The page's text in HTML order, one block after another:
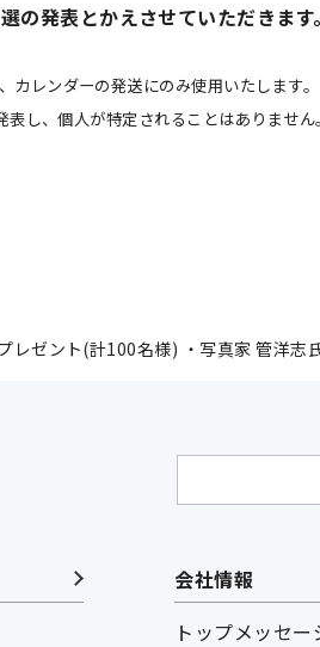
の発表とかえさせていただきます。
レンダーの発送にのみ使用いたします。
し、個人が特定されることはありません
レゼント(計100名様) ・写真家 管洋
会社情報
トップメッセー